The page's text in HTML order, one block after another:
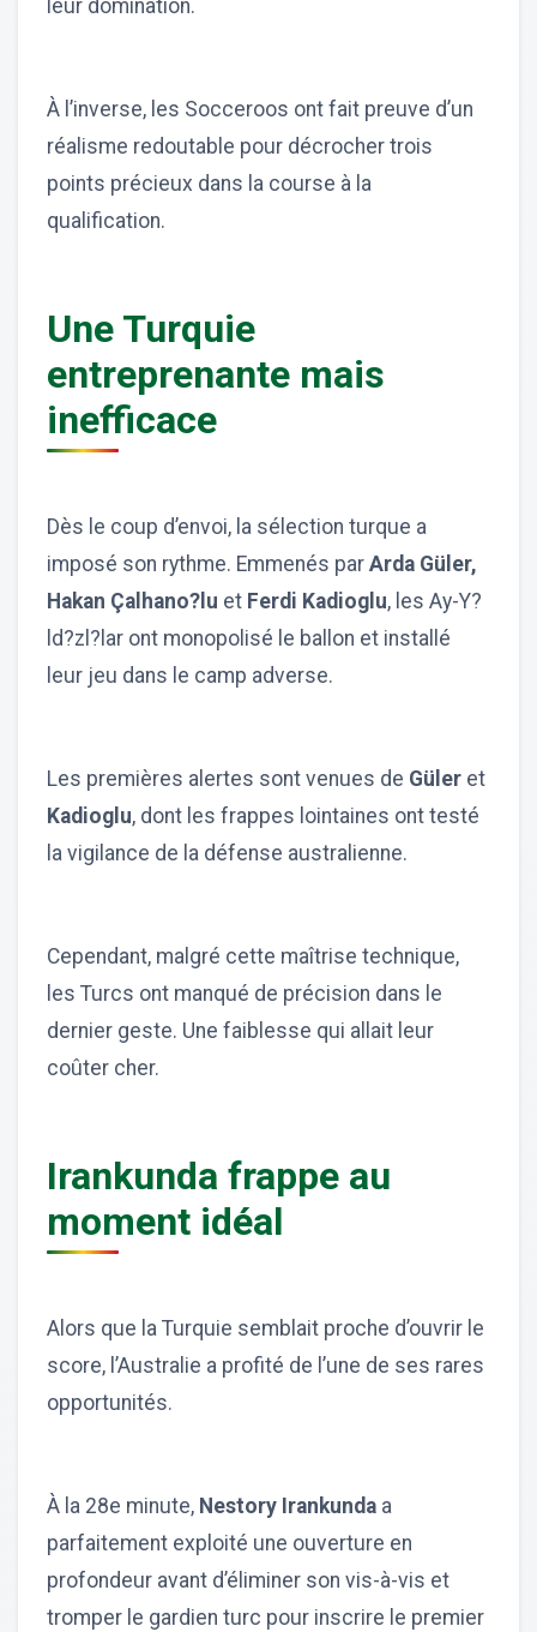
leur domination.
À l’inverse, les Socceroos ont fait preuve d’un
réalisme redoutable pour décrocher trois
points précieux dans la course à la
qualification.
Une Turquie
entreprenante mais
inefficace
Dès le coup d’envoi, la sélection turque a
imposé son rythme. Emmenés par Arda Güler,
Hakan Çalhano?lu et Ferdi Kadioglu, les Ay-Y?
ld?zl?lar ont monopolisé le ballon et installé
leur jeu dans le camp adverse.
Les premières alertes sont venues de Güler et
Kadioglu, dont les frappes lointaines ont testé
la vigilance de la défense australienne.
Cependant, malgré cette maîtrise technique,
les Turcs ont manqué de précision dans le
dernier geste. Une faiblesse qui allait leur
coûter cher.
Irankunda frappe au
moment idéal
Alors que la Turquie semblait proche d’ouvrir le
score, l’Australie a profité de l’une de ses rares
opportunités.
À la 28e minute, Nestory Irankunda a
parfaitement exploité une ouverture en
profondeur avant d’éliminer son vis-à-vis et
tromper le gardien turc pour inscrire le premier